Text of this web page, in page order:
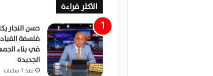
الاكثر قراءة
حسن النجار
فلسفة
في بناء
الجديدة
منذ 7 ساعات